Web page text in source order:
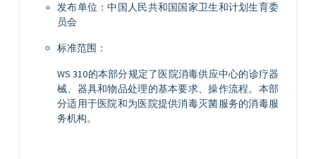
发布单位：中国人民共和国国家卫生和计划生育委
员会
标准范围：
WS 310的本部分规定了医院消毒供应中心的诊疗器
械、器具和物品处理的基本要求、操作流程。 本部
分适用于医院和为医院提供消毒灭菌服务的消毒服
务机构。